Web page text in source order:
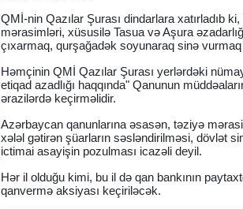
QMİ-nin Qazılar Şurası dindarlara xatırladıb
mərasimləri, xüsusilə Tasua və Aşura
çıxarmaq, qurşağadək soyunaraq sinə
Həmçinin QMİ Qazılar Şurası yerlərdəki
etiqad azadlığı haqqında" Qanunun
ərazilərdə keçirməlidir.
Azərbaycan qanunlarına əsasən, təziyə
xələl gətirən şüarların səsləndirilməsi, dövlət
ictimai asayişin pozulması icazəli deyil.
Hər il olduğu kimi, bu il də qan bankının
qanvermə aksiyası keçiriləcək.